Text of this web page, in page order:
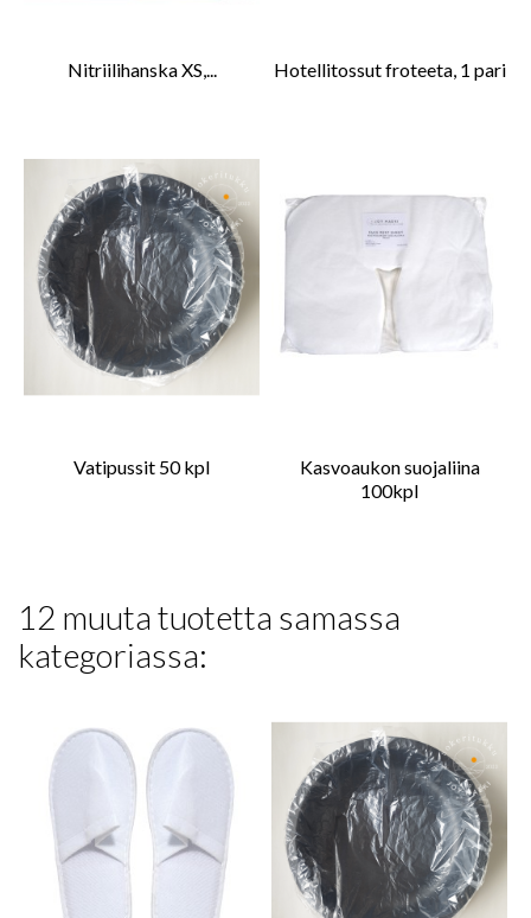
Nitriilihanska XS,... Hotellitossut froteeta, 1 pari
Vatipussit 50 kpl
Kasvoaukon suojaliina
100kpl
12 muuta tuotetta samassa
kategoriassa: